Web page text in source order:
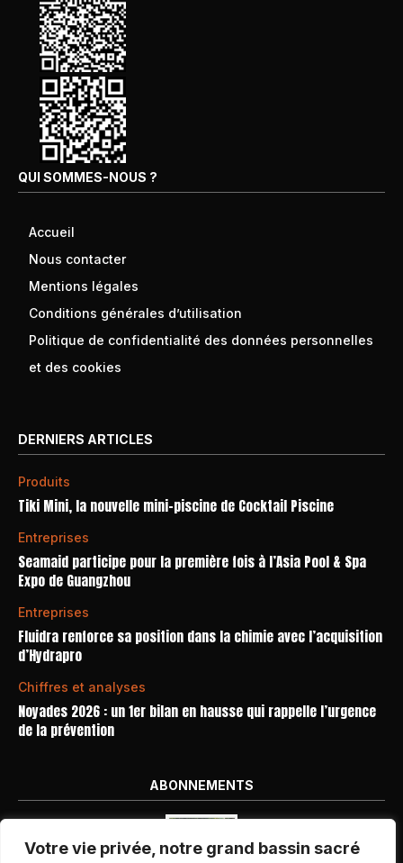
Votre vie privée, notre grand bassin sacré
QUI SOMMES-NOUS ?
Accueil
Nous contacter
Mentions légales
Conditions générales d’utilisation
Politique de confidentialité des données personnelles
et des cookies
DERNIERS ARTICLES
Produits
Tiki Mini, la nouvelle mini-piscine de Cocktail Piscine
Entreprises
Seamaid participe pour la première fois à l’Asia Pool & Spa
Expo de Guangzhou
Entreprises
Fluidra renforce sa position dans la chimie avec l’acquisition
d’Hydrapro
Chiffres et analyses
Noyades 2026 : un 1er bilan en hausse qui rappelle l’urgence
de la prévention
ABONNEMENTS